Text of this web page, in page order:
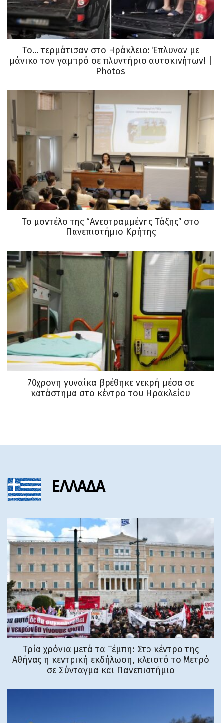
Το… τερμάτισαν στο Ηράκλειο: Έπλυναν με
μάνικα τον γαμπρό σε πλυντήριο αυτοκινήτων! |
Photos
Το μοντέλο της “Ανεστραμμένης Τάξης” στο
Πανεπιστήμιο Κρήτης
70χρονη γυναίκα βρέθηκε νεκρή μέσα σε
κατάστημα στο κέντρο του Ηρακλείου
ΕΛΛΑΔΑ
Τρία χρόνια μετά τα Τέμπη: Στο κέντρο της
Αθήνας η κεντρική εκδήλωση, κλειστό το Μετρό
σε Σύνταγμα και Πανεπιστήμιο